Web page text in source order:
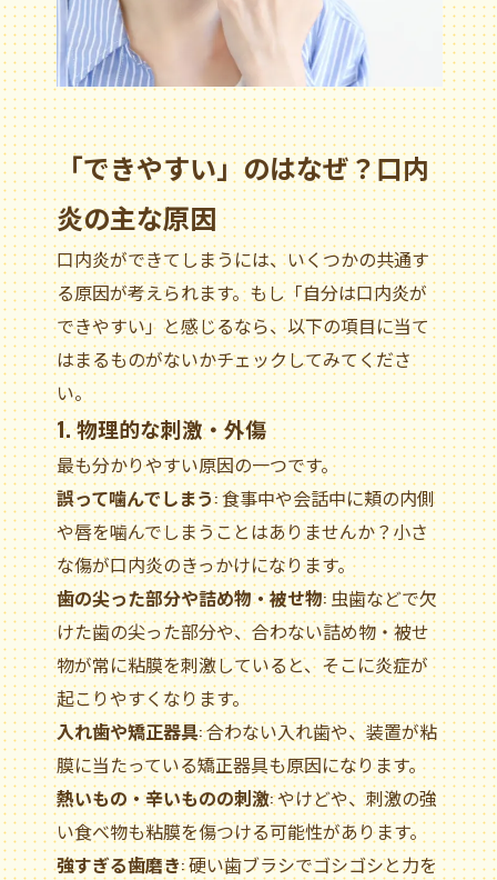
「できやすい」のはなぜ？口内
炎の主な原因
口内炎ができてしまうには、いくつかの共通す
る原因が考えられます。もし「自分は口内炎が
できやすい」と感じるなら、以下の項目に当て
はまるものがないかチェックしてみてくださ
い。
1. 物理的な刺激・外傷
最も分かりやすい原因の一つです。
誤って噛んでしまう: 食事中や会話中に頬の内側
や唇を噛んでしまうことはありませんか？小さ
な傷が口内炎のきっかけになります。
歯の尖った部分や詰め物・被せ物: 虫歯などで欠
けた歯の尖った部分や、合わない詰め物・被せ
物が常に粘膜を刺激していると、そこに炎症が
起こりやすくなります。
入れ歯や矯正器具: 合わない入れ歯や、装置が粘
膜に当たっている矯正器具も原因になります。
熱いもの・辛いものの刺激: やけどや、刺激の強
い食べ物も粘膜を傷つける可能性があります。
強すぎる歯磨き: 硬い歯ブラシでゴシゴシと力を